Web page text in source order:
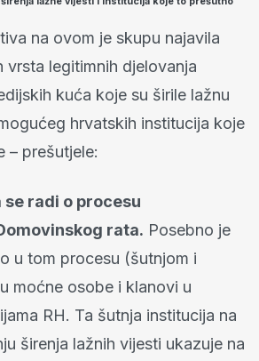
na ovom je skupu najavila
vrsta legitimnih djelovanja
kuća koje su širile lažnu
hrvatskih institucija koje
– prešutjele:
se radi o procesu
rata. Posebno je
u tom procesu (šutnjom i
moćne osobe i klanovi u
RH. Ta šutnja institucija na
širenja lažnih vijesti ukazuje na